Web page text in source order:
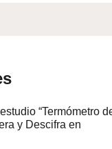
“Termómetro
y Descifra en